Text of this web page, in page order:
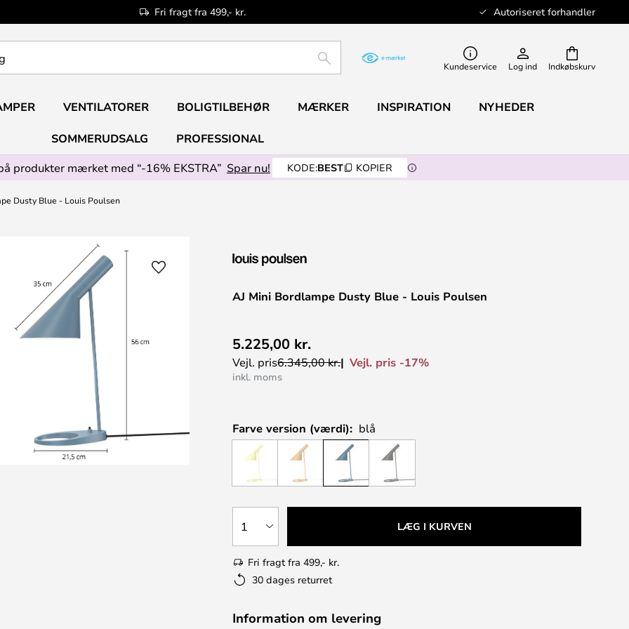
Fri fragt fra 499,- kr. Autoriseret forhandler
Indkøbskurv
SØG Kundeservice Log ind
VENTILATORER BOLIGTILBEHØR MÆRKER INSPIRATION NYHEDER
SOMMERUDSALG
PROFESSIONAL
produkter mærket med “-16% EKSTRA” Spar nu! KODE:BEST KOPIER
Dusty Blue - Louis Poulsen
AJ Mini Bordlampe Dusty Blue - Louis Poulsen
5.225,00 kr.
Vejl. pris6.345,00 kr. Vejl. pris -17%
inkl. moms
Farve version (værdi): blå
1 LÆG I KURVEN
Fri fragt fra 499,- kr.
30 dages returret
Information om levering